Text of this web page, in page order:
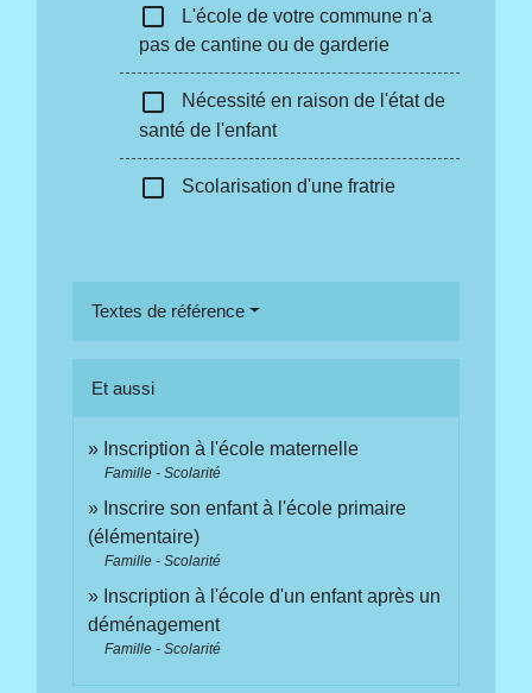
check_box_outline_blank
L'école de votre commune n'a
pas de cantine ou de garderie
check_box_outline_blank
Nécessité en raison de l'état de
santé de l'enfant
check_box_outline_blank Scolarisation d'une fratrie
Textes de référence
Et aussi
Inscription à l'école maternelle
Famille - Scolarité
Inscrire son enfant à l'école primaire
(élémentaire)
Famille - Scolarité
Inscription à l'école d'un enfant après un
déménagement
Famille - Scolarité